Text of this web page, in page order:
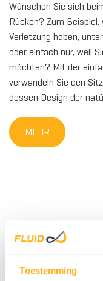
Toestemming
Wünschen Sie sich
Rücken? Zum
Verletzung haben,
oder einfach nur, weil
möchten? Mit der
verwandeln Sie den
dessen Design der
MEHR